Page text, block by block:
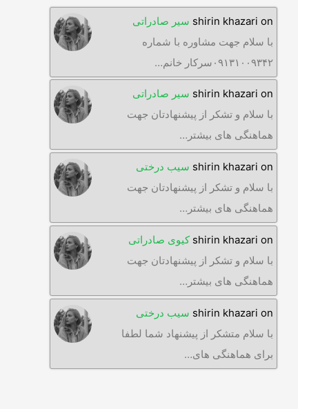
shirin khazari on
سیر صادراتی
با سلام جهت مشاوره با شماره
۰۹۱۳۱۰۰۹۳۴۲سرکار خانم…
shirin khazari on
سیر صادراتی
با سلام و تشکر از پیشنهادتان جهت
هماهنگی های بیشتر…
shirin khazari on
سیب درختی
با سلام و تشکر از پیشنهادتان جهت
هماهنگی های بیشتر…
shirin khazari on
کیوی صادراتی
با سلام و تشکر از پیشنهادتان جهت
هماهنگی های بیشتر…
shirin khazari on
سیب درختی
با سلام متشکر از پیشنهاد شما لطفا
برای هماهنگی های…